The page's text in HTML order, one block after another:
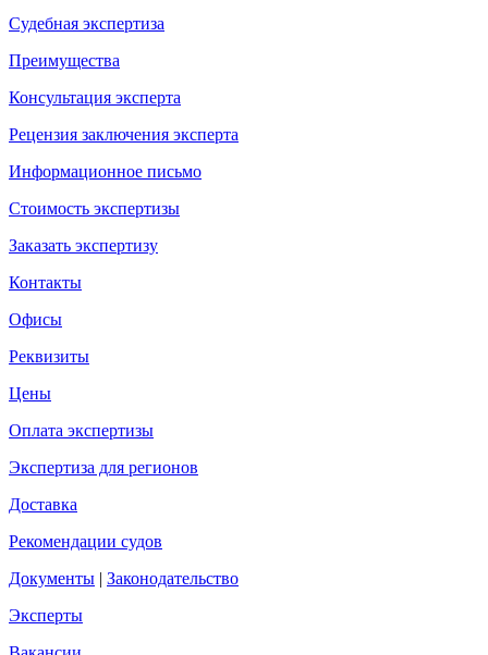
Судебная экспертиза
Преимущества
Консультация эксперта
Рецензия заключения эксперта
Информационное письмо
Стоимость экспертизы
Заказать экспертизу
Контакты
Офисы
Реквизиты
Цены
Оплата экспертизы
Экспертиза для регионов
Доставка
Рекомендации судов
Документы | Законодательство
Эксперты